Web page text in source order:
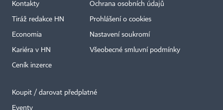
Kontakty
Tiráž redakce HN
Economia
Kariéra v HN
Ceník inzerce
Ochrana osobních údajů
Prohlášení o cookies
Nastavení soukromí
Všeobecné smluvní podmínky
Koupit / darovat předplatné
Eventy